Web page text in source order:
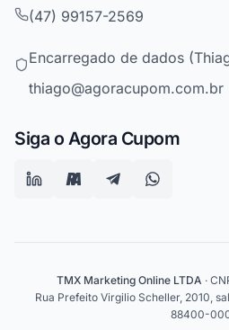
(47) 99157-2569
Encarregado de dados
thiago@agoracupom.com.br
Siga o Agora Cupom
TMX Marketing Online LTDA ·
Rua Prefeito Virgilio Scheller, 2010,
88400-